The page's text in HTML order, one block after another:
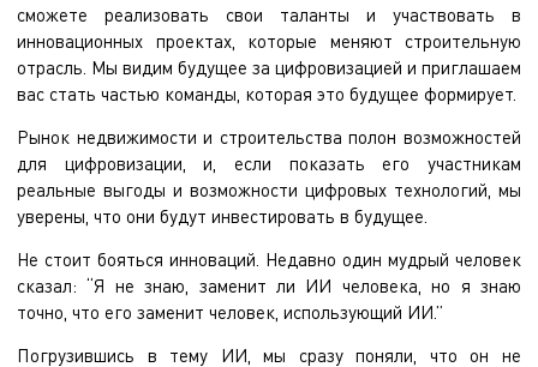
сможете реализовать свои таланты и участвовать в
инновационных проектах, которые меняют строительную
отрасль. Мы видим будущее за цифровизацией и приглашаем
вас стать частью команды, которая это будущее формирует.
Рынок недвижимости и строительства полон возможностей
для цифровизации, и, если показать его участникам
реальные выгоды и возможности цифровых технологий, мы
уверены, что они будут инвестировать в будущее.
Не стоит бояться инноваций. Недавно один мудрый человек
сказал: “Я не знаю, заменит ли ИИ человека, но я знаю
точно, что его заменит человек, использующий ИИ.”
Погрузившись в тему ИИ, мы сразу поняли, что он не